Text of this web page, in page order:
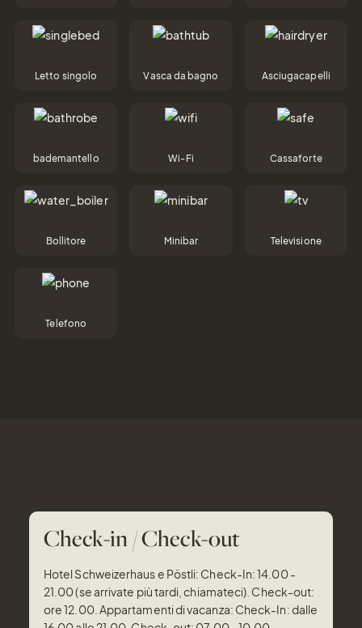
Tel.: +41 81 838 28 28
Letto singolo Vasca da bagno Asciugacapelli
bademantello Wi-Fi Cassaforte
Bollitore Minibar Televisione
Telefono
Check-in / Check-out
Hotel Schweizerhaus e Pöstli: Check-In: 14.00 -
21.00 (se arrivate più tardi, chiamateci). Check-out:
ore 12.00. Appartamenti di vacanza: Check-In: dalle